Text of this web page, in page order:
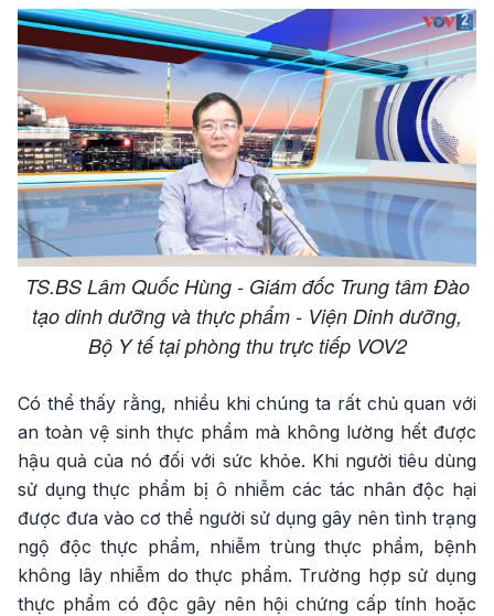
TS.BS Lâm Quốc Hùng - Giám đốc Trung tâm Đào
tạo dinh dưỡng và thực phẩm - Viện Dinh dưỡng,
Bộ Y tế tại phòng thu trực tiếp VOV2
Có thể thấy rằng, nhiều khi chúng ta rất chủ quan với
an toàn vệ sinh thực phẩm mà không lường hết được
hậu quả của nó đối với sức khỏe. Khi người tiêu dùng
sử dụng thực phẩm bị ô nhiễm các tác nhân độc hại
được đưa vào cơ thể người sử dụng gây nên tình trạng
ngộ độc thực phẩm, nhiễm trùng thực phẩm, bệnh
không lây nhiễm do thực phẩm. Trường hợp sử dụng
thực phẩm có độc gây nên hội chứng cấp tính hoặc